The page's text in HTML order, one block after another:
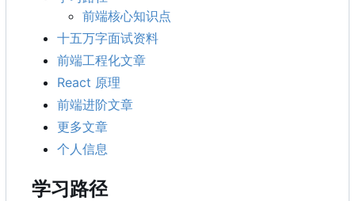
前端核心知识点
十五万字面试资料
前端工程化文章
React 原理
前端进阶文章
更多文章
个人信息
学习路径